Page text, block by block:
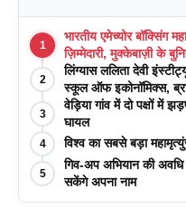
1
भारतीय एमेच्योर बॉक्सिंग
ज़िम्मेदारी, मुक्केबाज़ी के
2
लिंग्यास ललिता देवी
स्कूल ऑफ इकोनॉमिक्स,
पत्रिकाओं में प्रकाशन
आयोजन किया
3
वेड़िया गांव में दो पक्षों में
घायल
4 विश्व का सबसे बड़ा
5
गिव-अप अभियान की अवधि
सकेंगे अपना नाम